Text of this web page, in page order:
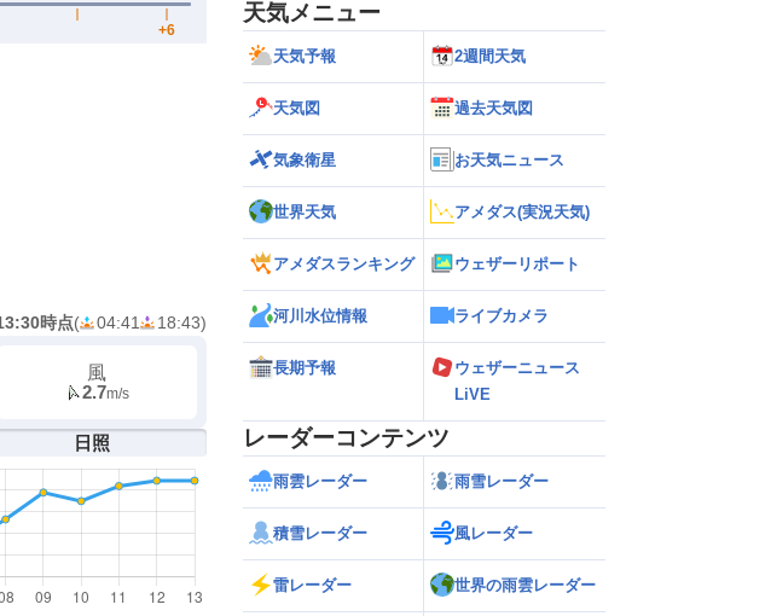
時点( 04:41 18:43)
風
2.7m/s
日照
天気メニュー
天気予報 2週間天気
天気図 過去天気図
気象衛星 お天気ニュース
世界天気 アメダス(実況天気)
アメダスランキング ウェザーリポート
河川水位情報 ライブカメラ
長期予報
ウェザーニュース
LiVE
レーダーコンテンツ
雨雲レーダー 雨雪レーダー
積雪レーダー 風レーダー
雷レーダー 世界の雨雲レーダー